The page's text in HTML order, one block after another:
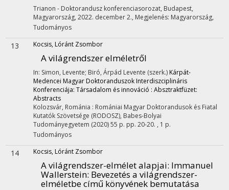
Trianon - Doktorandusz konferenciasorozat, Budapest,
Magyarország, 2022. december 2., Megjelenés: Magyarország,
Tudományos
13 Kocsis, Lóránt Zsombor
A világrendszer elméletről
In: Simon, Levente; Biró, Árpád Levente (szerk.) Kárpát-
Medencei Magyar Doktoranduszok Interdiszciplináris
Konferenciája: Társadalom és innováció : Absztraktfüzet:
Abstracts
Kolozsvár, Románia : Romániai Magyar Doktorandusok és Fiatal
Kutatók Szövetsége (RODOSZ), Babes-Bolyai
Tudományegyetem (2020)55 p. pp. 20-20. , 1 p.
Tudományos
14 Kocsis, Lóránt Zsombor
A világrendszer-elmélet alapjai: Immanuel
Wallerstein: Bevezetés a világrendszer-
elméletbe című könyvének bemutatása